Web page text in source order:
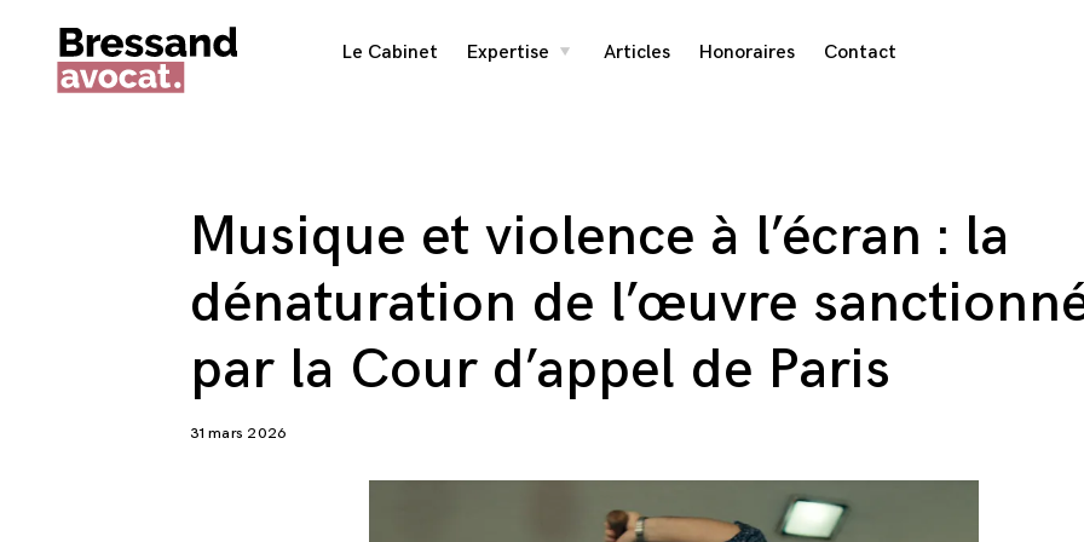
Skip
to
Le Cabinet Expertise
toggle
Articles Honoraires Contact
Musique et violence à l’écran : la
dénaturation de l’œuvre
par la Cour d’appel de Paris
31 mars 2026